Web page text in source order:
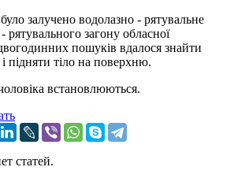
залучено водолазно - рятувальне
рятувального загону обласної
пошуків вдалося знайти
підняти тіло на поверхню.
встановлюються.
статей.